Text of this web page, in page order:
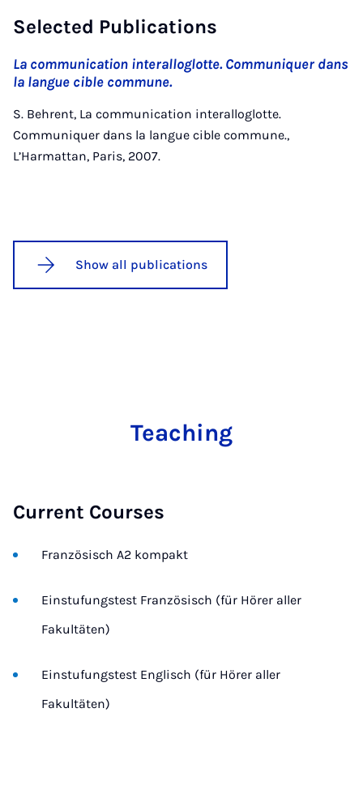
Selected Publications
La communication interalloglotte. Communiquer dans
la langue cible commune.
S. Behrent, La communication interalloglotte.
Communiquer dans la langue cible commune.,
L’Harmattan, Paris, 2007.
Show all publications
Teaching
Current Courses
Französisch A2 kompakt
Einstufungstest Französisch (für Hörer aller
Fakultäten)
Einstufungstest Englisch (für Hörer aller
Fakultäten)